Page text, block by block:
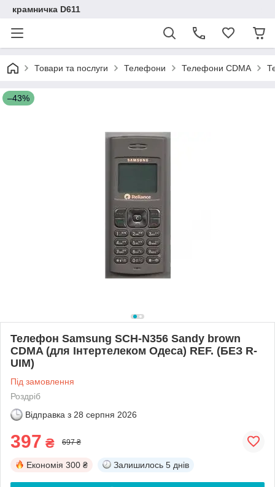
крамничка D611
Товари та послуги Телефони Телефони CDMA
–43%
Телефон Samsung SCH-N356 Sandy brown
CDMA (для Інтертелеком Одеса) REF. (БЕЗ R-
UIM)
Під замовлення
Роздріб
Відправка з 28 серпня 2026
397 ₴ 697 ₴
Економія 300 ₴ Залишилось 5 днів